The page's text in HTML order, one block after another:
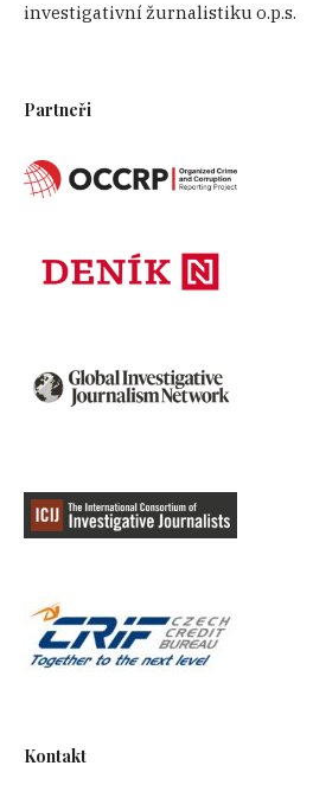
investigativní žurnalistiku o.p.s.
Partneři
Kontakt